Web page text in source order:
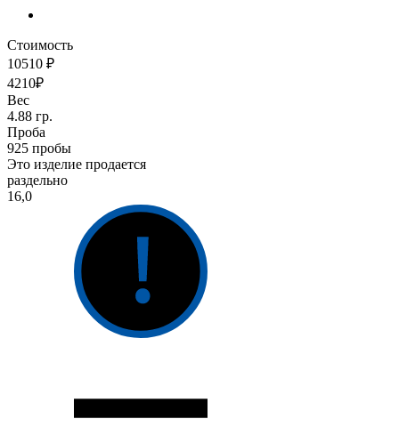
Стоимость
10510 ₽
4210₽
Вес
4.88 гр.
Проба
925 пробы
Это изделие продается
раздельно
16,0